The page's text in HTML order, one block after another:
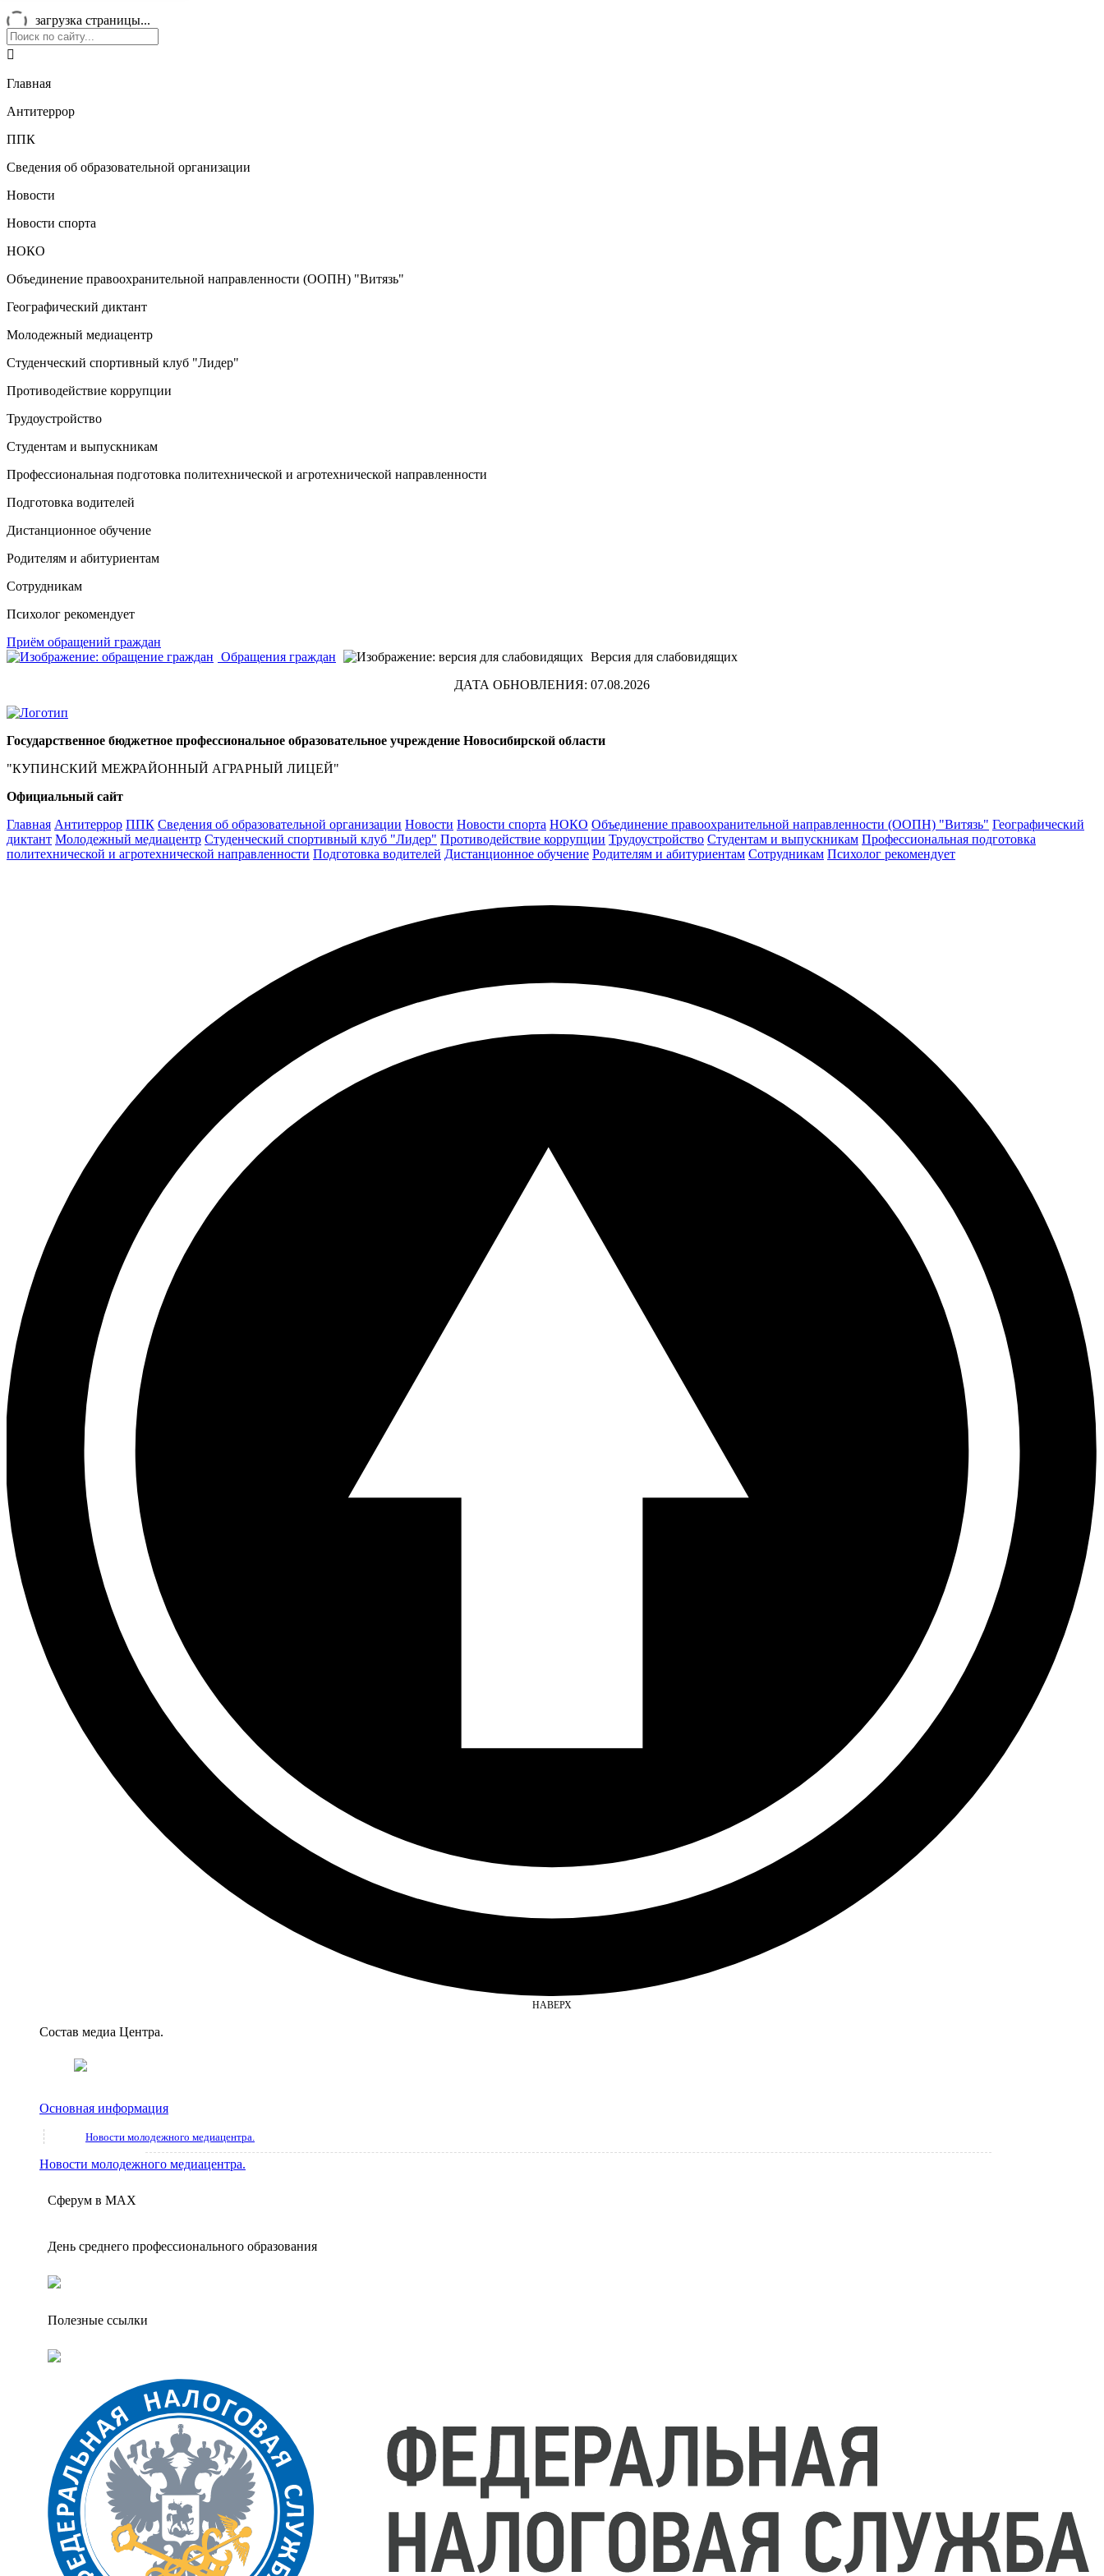
загрузка страницы...

Главная
Антитеррор
ППК
Сведения об образовательной организации
Новости
Новости спорта
НОКО
Объединение правоохранительной направленности (ООПН) "Витязь"
Географический диктант
Молодежный медиацентр
Студенческий спортивный клуб "Лидер"
Противодействие коррупции
Трудоустройство
Студентам и выпускникам
Профессиональная подготовка политехнической и агротехнической направленности
Подготовка водителей
Дистанционное обучение
Родителям и абитуриентам
Сотрудникам
Психолог рекомендует
Приём обращений граждан
Обращения граждан
Версия для слабовидящих
ДАТА ОБНОВЛЕНИЯ: 07.08.2026
Государственное бюджетное профессиональное образовательное учреждение Новосибирской области
"КУПИНСКИЙ МЕЖРАЙОННЫЙ АГРАРНЫЙ ЛИЦЕЙ"
Официальный сайт
Главная Антитеррор ППК Сведения об образовательной организации Новости Новости спорта НОКО Объединение правоохранительной направленности (ООПН) "Витязь" Географический
диктант Молодежный медиацентр Студенческий спортивный клуб "Лидер" Противодействие коррупции Трудоустройство Студентам и выпускникам Профессиональная подготовка
политехнической и агротехнической направленности Подготовка водителей Дистанционное обучение Родителям и абитуриентам Сотрудникам Психолог рекомендует
НАВЕРХ
Состав медиа Центра.
Основная информация
Новости молодежного медиацентра.
Новости молодежного медиацентра.
Сферум в МАX
День среднего профессионального образования
Полезные ссылки